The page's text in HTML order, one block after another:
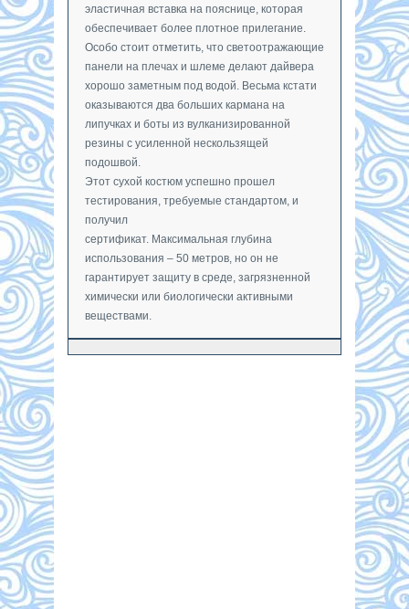
эластичная вставка на пояснице, которая
обеспечивает более плотное прилегание.
Особо стоит отметить, что светоотражающие
панели на плечах и шлеме делают дайвера
хорошо заметным под водой. Весьма кстати
оказываются два больших кармана на
липучках и боты из вулканизированной
резины с усиленной нескользящей
подошвой.
Этот сухой костюм успешно прошел
тестирования, требуемые стандартом, и
получил
сертификат. Максимальная глубина
использования – 50 метров, но он не
гарантирует защиту в среде, загрязненной
химически или биологически активными
веществами.